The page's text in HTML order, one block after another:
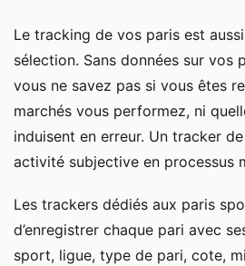
Le tracking de vos paris est
sélection. Sans données sur vos
vous ne savez pas si vous êtes
marchés vous performez, ni
induisent en erreur. Un tracker
activité subjective en processus
Les trackers dédiés aux paris
d’enregistrer chaque pari avec
sport, ligue, type de pari, cote,